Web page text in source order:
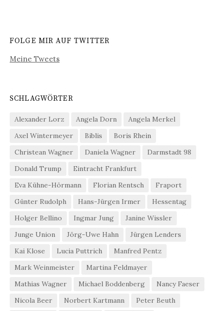
FOLGE MIR AUF TWITTER
Meine Tweets
SCHLAGWÖRTER
Alexander Lorz Angela Dorn
Angela Merkel
Axel Wintermeyer
Biblis
Boris Rhein
Christean Wagner
Daniela Wagner
Darmstadt 98
Donald Trump
Eintracht Frankfurt
Eva Kühne-Hörmann
Florian Rentsch
Fraport
Günter Rudolph
Hans-Jürgen Irmer
Hessentag
Holger Bellino
Ingmar Jung
Janine Wissler
Junge Union
Jörg-Uwe Hahn
Jürgen Lenders
Kai Klose
Lucia Puttrich
Manfred Pentz
Mark Weinmeister
Martina Feldmayer
Mathias Wagner
Michael Boddenberg
Nancy Faeser
Nicola Beer
Norbert Kartmann
Peter Beuth